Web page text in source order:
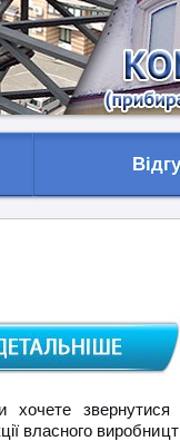
хочете звернутися
власного